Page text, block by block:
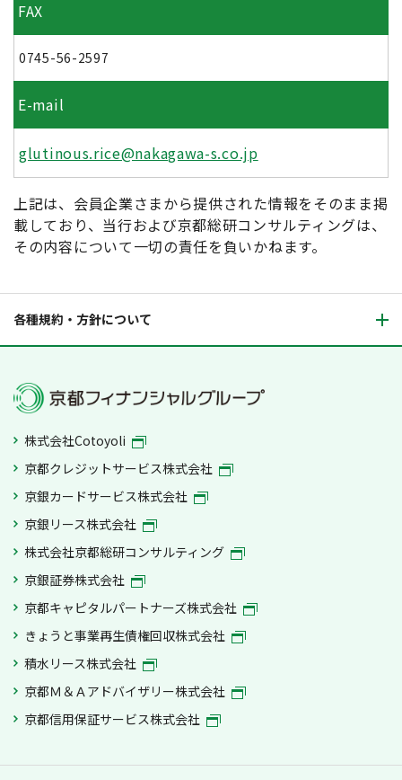
FAX
0745-56-2597
E-mail
glutinous.rice@nakagawa-s.co.jp
上記は、会員企業さまから提供された情報をそのまま掲
載しており、当行および京都総研コンサルティングは、
その内容について一切の責任を負いかねます。
各種規約・方針について
株式会社Cotoyoli
京都クレジットサービス株式会社
京銀カードサービス株式会社
京銀リース株式会社
株式会社京都総研コンサルティング
京銀証券株式会社
京都キャピタルパートナーズ株式会社
きょうと事業再生債権回収株式会社
積水リース株式会社
京都Ｍ＆Ａアドバイザリー株式会社
京都信用保証サービス株式会社